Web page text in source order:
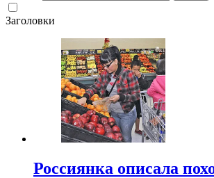
Заголовки
Россиянка описала